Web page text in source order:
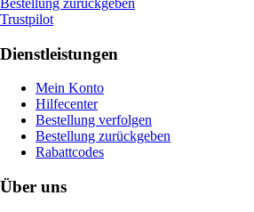
Bestellung zurückgeben
Trustpilot
Dienstleistungen
Mein Konto
Hilfecenter
Bestellung verfolgen
Bestellung zurückgeben
Rabattcodes
Über uns